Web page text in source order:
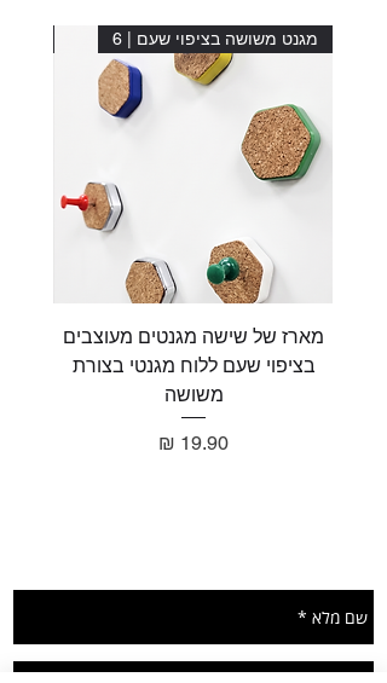
מגנט משושה בציפוי שעם | 6
מארז של שישה מגנטים מעוצבים
בציפוי שעם ללוח מגנטי בצורת
משושה
מחיר